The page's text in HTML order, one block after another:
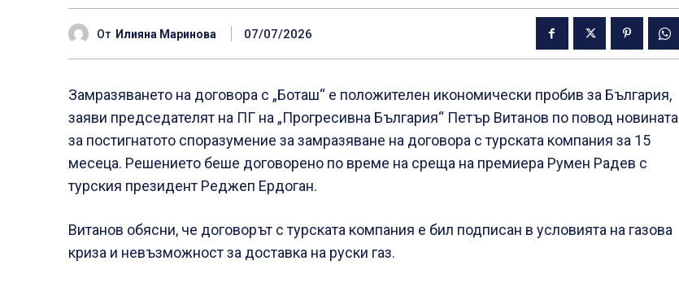
От Илияна Маринова 07/07/2026
Замразяването на договора с „Боташ“ е положителен икономически пробив за България,
заяви председателят на ПГ на „Прогресивна България“ Петър Витанов по повод новината
за постигнатото споразумение за замразяване на договора с турската компания за 15
месеца. Решението беше договорено по време на среща на премиера Румен Радев с
турския президент Реджеп Ердоган.
Витанов обясни, че договорът с турската компания е бил подписан в условията на газова
криза и невъзможност за доставка на руски газ.